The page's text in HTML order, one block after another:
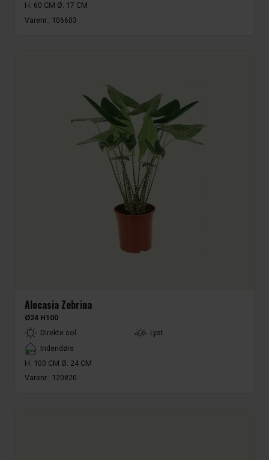
H: 60 CM Ø: 17 CM
Varenr.: 106603
Alocasia Zebrina
Ø24 H100
LightTypeDirekte sol
Lyst
Placement
Indendørs
H: 100 CM Ø: 24 CM
Varenr.: 120820